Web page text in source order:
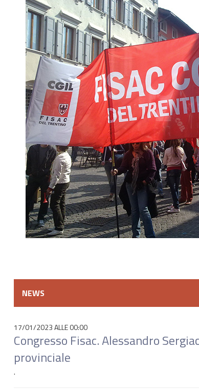
NEWS
17/01/2023 ALLE 00:00
Congresso Fisac. Alessandro
provinciale
.